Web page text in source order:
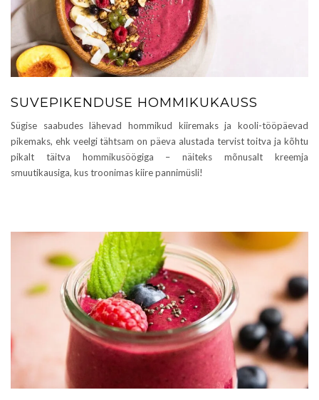
SUVEPIKENDUSE HOMMIKUKAUSS
Sügise saabudes lähevad hommikud kiiremaks ja kooli-tööpäevad
pikemaks, ehk veelgi tähtsam on päeva alustada tervist toitva ja kõhtu
pikalt täitva hommikusöögiga – näiteks mõnusalt kreemja
smuutikausiga, kus troonimas kiire pannimüsli!